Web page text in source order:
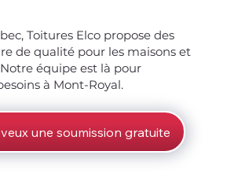
Toitures Elco propose des
de qualité pour les maisons et
équipe est là pour
à Mont-Royal.
une soumission gratuite